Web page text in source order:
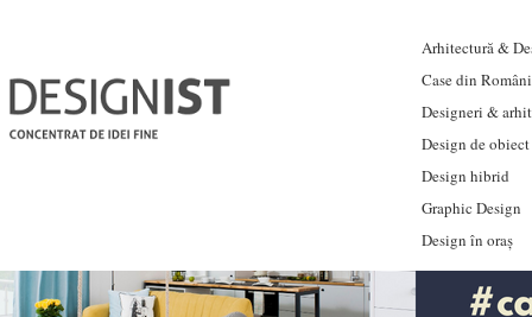
Arhitectură &
Case din
Designeri &
Design de obiect
Design hibrid
Graphic Design
Design în oraș